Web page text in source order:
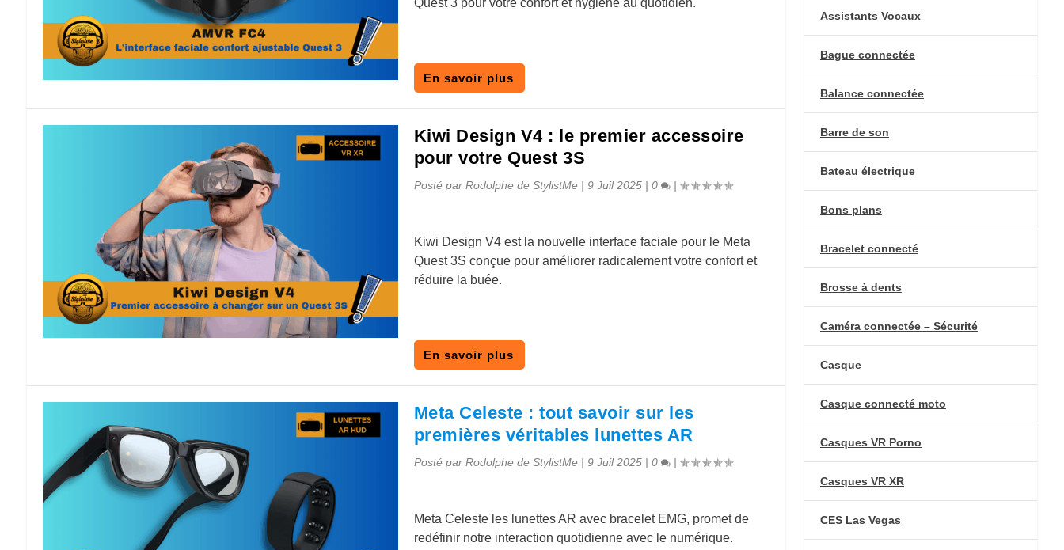
Quest 3 pour votre confort et hygiène au quotidien.
En savoir plus
Kiwi Design V4 : le premier accessoire
pour votre Quest 3S
Posté par Rodolphe de StylistMe| 9 Juil 2025| 0 |
Kiwi Design V4 est la nouvelle interface faciale pour le Meta
Quest 3S conçue pour améliorer radicalement votre confort et
réduire la buée.
En savoir plus
Meta Celeste : tout savoir sur les
premières véritables lunettes AR
Posté par Rodolphe de StylistMe| 9 Juil 2025| 0 |
Meta Celeste les lunettes AR avec bracelet EMG, promet de
redéfinir notre interaction quotidienne avec le numérique.
Assistants Vocaux
Bague connectée
Balance connectée
Barre de son
Bateau électrique
Bons plans
Bracelet connecté
Brosse à dents
Caméra connectée – Sécurité
Casque
Casque connecté moto
Casques VR Porno
Casques VR XR
CES Las Vegas